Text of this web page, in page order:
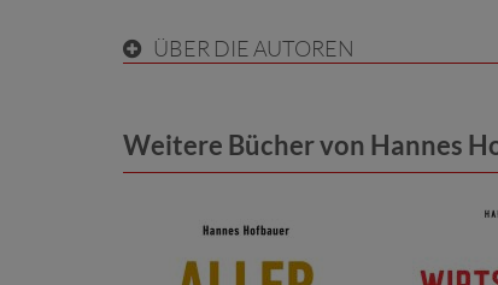
ÜBER DIE AUTOREN
Weitere Bücher von Hannes